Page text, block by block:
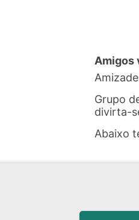
Amigos
Grupo
divirta-
Abaixo